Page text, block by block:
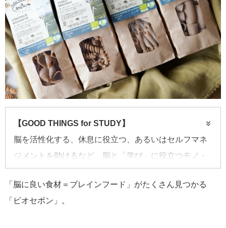
【GOOD THINGS for STUDY】
脳を活性化する、休息に役立つ、あるいはセルフマネ
ジメントを助けるなど、脳と「学び」に役立つモノ・
今回は、フランス発のオーガニックスーパー「ビオセ
「脳に良い食材＝ブレインフード」がたくさん見つかる
「ビオセボン」。